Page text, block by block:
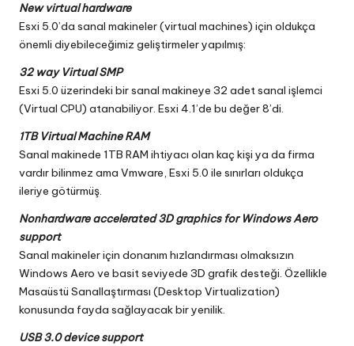
New virtual hardware
Esxi 5.0’da sanal makineler (virtual machines) için oldukça
önemli diyebileceğimiz geliştirmeler yapılmış:
32 way Virtual SMP
Esxi 5.0 üzerindeki bir sanal makineye 32 adet sanal işlemci
(Virtual CPU) atanabiliyor. Esxi 4.1’de bu değer 8’di.
1TB Virtual Machine RAM
Sanal makinede 1TB RAM ihtiyacı olan kaç kişi ya da firma
vardır bilinmez ama Vmware, Esxi 5.0 ile sınırları oldukça
ileriye götürmüş.
Nonhardware accelerated 3D graphics for Windows Aero
support
Sanal makineler için donanım hızlandırması olmaksızın
Windows Aero ve basit seviyede 3D grafik desteği. Özellikle
Masaüstü Sanallaştırması (Desktop Virtualization)
konusunda fayda sağlayacak bir yenilik.
USB 3.0 device support